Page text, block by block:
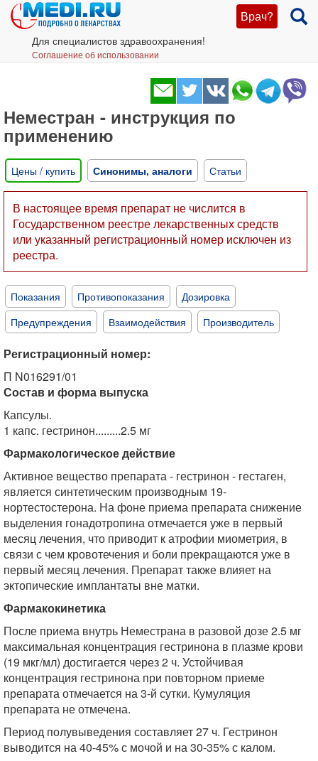
Врач?
Для специалистов здравоохранения!
Соглашение об использовании
Неместран - инструкция по
применению
Цены / купить Синонимы, аналоги Статьи
В настоящее время препарат не числится в
Государственном реестре лекарственных средств
или указанный регистрационный номер исключен из
реестра.
Показания Противопоказания
Дозировка
Предупреждения
Взаимодействия Производитель
Регистрационный номер:
П N016291/01
Состав и форма выпуска
Капсулы.
1 капс. гестринон.........2.5 мг
Фармакологическое действие
Активное вещество препарата - гестринон - гестаген,
является синтетическим производным 19-
нортестостерона. На фоне приема препарата снижение
выделения гонадотропина отмечается уже в первый
месяц лечения, что приводит к атрофии миометрия, в
связи с чем кровотечения и боли прекращаются уже в
первый месяц лечения. Препарат также влияет на
эктопические имплантаты вне матки.
Фармакокинетика
После приема внутрь Неместрана в разовой дозе 2.5 мг
максимальная концентрация гестринона в плазме крови
(19 мкг/мл) достигается через 2 ч. Устойчивая
концентрация гестринона при повторном приеме
препарата отмечается на 3-й сутки. Кумуляция
препарата не отмечена.
Период полувыведения составляет 27 ч. Гестринон
выводится на 40-45% с мочой и на 30-35% с калом.